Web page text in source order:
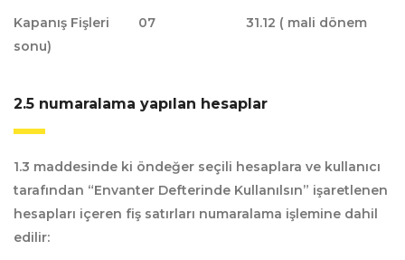
Kapanış Fişleri 07 31.12 ( mali dönem
sonu)
2.5 numaralama yapılan hesaplar
1.3 maddesinde ki öndeğer seçili hesaplara ve kullanıcı
tarafından “Envanter Defterinde Kullanılsın” işaretlenen
hesapları içeren fiş satırları numaralama işlemine dahil
edilir: